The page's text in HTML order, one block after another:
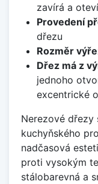
zavírá a
Provedení
dřezu
Rozměr
Dřez má z
jednoho
excentrické
Nerezové
kuchyňského
nadčasová
proti vysokým
stálobarevná a